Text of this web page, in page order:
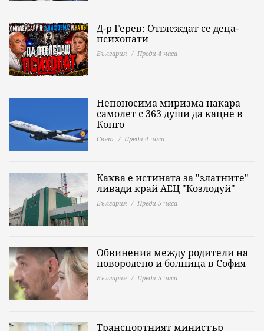
Д-р Герев: Отглеждат се деца-
психопати
България Преди 4 часа
Непоносима миризма накара
самолет с 363 души да кацне в
Конго
Свят Преди 4 часа
Каква е истината за "златните"
ливади край АЕЦ "Козлодуй"
България Преди 5 часа
Обвинения между родители на
новородено и болница в София
България Преди 5 часа
Транспортният министър